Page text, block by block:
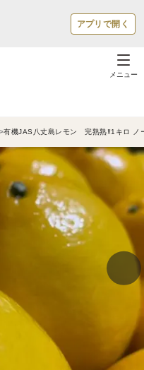
アプリで開く
メニュー
有機JAS八丈島レモン 完熟熟‼️1キロ